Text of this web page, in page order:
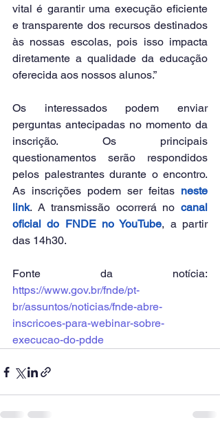
vital é garantir uma execução eficiente
e transparente dos recursos destinados
às nossas escolas, pois isso impacta
diretamente a qualidade da educação
oferecida aos nossos alunos.”
Os interessados podem enviar
perguntas antecipadas no momento da
inscrição. Os principais
questionamentos serão respondidos
pelos palestrantes durante o encontro.
As inscrições podem ser feitas neste
link. A transmissão ocorrerá no canal
oficial do FNDE no YouTube, a partir
das 14h30.
https://www.gov.br/fnde/pt-
br/assuntos/noticias/fnde-abre-
inscricoes-para-webinar-sobre-
execucao-do-pdde